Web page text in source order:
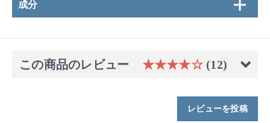
成分
この商品のレビュー ★★★★☆ (12)
レビューを投稿